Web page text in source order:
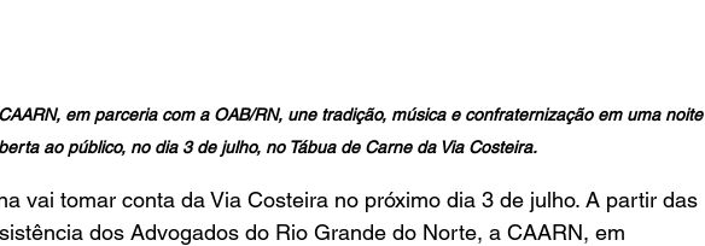
em parceria com a OAB/RN, une tradição, música e confraternização em uma noite
ao público, no dia 3 de julho, no Tábua de Carne da Via Costeira.
vai tomar conta da Via Costeira no próximo dia 3 de julho. A partir das
dos Advogados do Rio Grande do Norte, a CAARN, em